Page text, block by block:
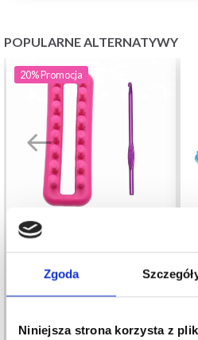
Zgoda
Niniejsza strona korzysta z
POPULARNE ALTERNATYWY
20%Promocja
DZIEWIARSKIE,
PODŁUŻNE, 11CM
31,95 zł39,95 zł